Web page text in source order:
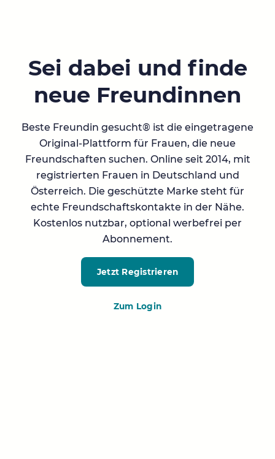
Sei dabei und finde
neue Freundinnen
Beste Freundin gesucht® ist die eingetragene
Original-Plattform für Frauen, die neue
Freundschaften suchen. Online seit 2014, mit
registrierten Frauen in Deutschland und
Österreich. Die geschützte Marke steht für
echte Freundschaftskontakte in der Nähe.
Kostenlos nutzbar, optional werbefrei per
Abonnement.
Jetzt Registrieren
Zum Login